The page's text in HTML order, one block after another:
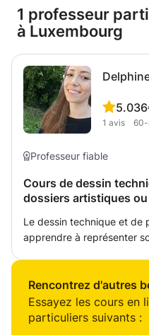
1 professeur
à Luxembourg
5.0
1 avis 60-
Professeur fiable
Cours de dessin
dossiers artistiques
Le dessin technique et de
apprendre à représenter
exceller en perspective à
savoir dessiner un plan et
en peu de temps vous
Rencontrez d'autres
Essayez les cours en
particuliers suivants :